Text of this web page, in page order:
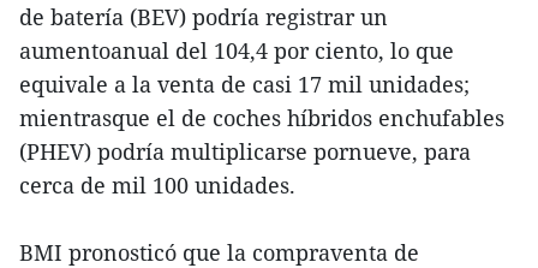
de batería (BEV) podría registrar un
aumentoanual del 104,4 por ciento, lo que
equivale a la venta de casi 17 mil unidades;
mientrasque el de coches híbridos enchufables
(PHEV) podría multiplicarse pornueve, para
cerca de mil 100 unidades.
BMI pronosticó que la compraventa de